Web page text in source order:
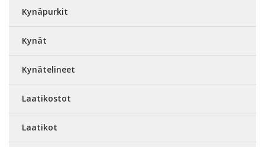
Kynäpurkit
Kynät
Kynätelineet
Laatikostot
Laatikot